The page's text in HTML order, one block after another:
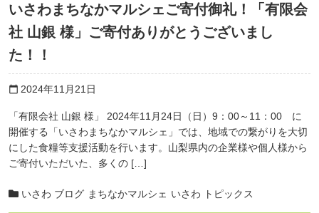
いさわまちなかマルシェご寄付御礼！「有限会
社 山銀 様」ご寄付ありがとうございまし
た！！
calendar_today 2024年11月21日
「有限会社 山銀 様」 2024年11月24日（日）9：00～11：00 に
開催する「いさわまちなかマルシェ」では、地域での繋がりを大切
にした食糧等支援活動を行います。山梨県内の企業様や個人様から
ご寄付いただいた、多くの […]
いさわ ブログ まちなかマルシェ いさわ トピックス